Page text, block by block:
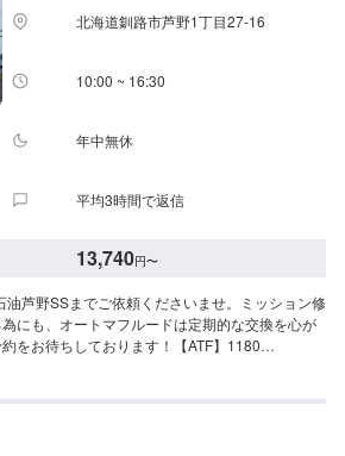
北海道釧路市芦野1丁目27-16
10:00 ~ 16:30
年中無休
平均3時間で返信
13,740円〜
油芦野SSまでご依頼くださいませ。ミッション修
にも、オートマフルードは定期的な交換を心が
をお待ちしております！【ATF】1180